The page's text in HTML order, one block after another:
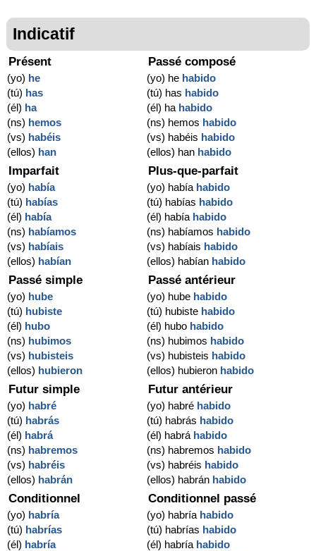
Indicatif
Présent
(yo) he
(tú) has
(él) ha
(ns) hemos
(vs) habéis
(ellos) han
Passé composé
(yo) he habido
(tú) has habido
(él) ha habido
(ns) hemos habido
(vs) habéis habido
(ellos) han habido
Imparfait
(yo) había
(tú) habías
(él) había
(ns) habíamos
(vs) habíais
(ellos) habían
Plus-que-parfait
(yo) había habido
(tú) habías habido
(él) había habido
(ns) habíamos habido
(vs) habíais habido
(ellos) habían habido
Passé simple
(yo) hube
(tú) hubiste
(él) hubo
(ns) hubimos
(vs) hubisteis
(ellos) hubieron
Passé antérieur
(yo) hube habido
(tú) hubiste habido
(él) hubo habido
(ns) hubimos habido
(vs) hubisteis habido
(ellos) hubieron habido
Futur simple
(yo) habré
(tú) habrás
(él) habrá
(ns) habremos
(vs) habréis
(ellos) habrán
Futur antérieur
(yo) habré habido
(tú) habrás habido
(él) habrá habido
(ns) habremos habido
(vs) habréis habido
(ellos) habrán habido
Conditionnel
(yo) habría
(tú) habrías
(él) habría
Conditionnel passé
(yo) habría habido
(tú) habrías habido
(él) habría habido